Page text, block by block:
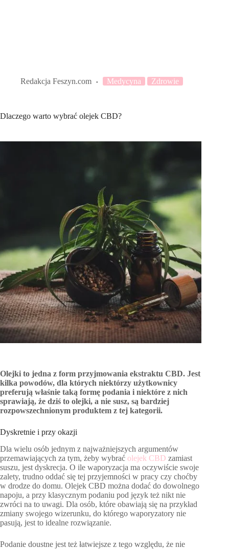
Redakcja Feszyn.com Medycyna Zdrowie
Dlaczego warto wybrać olejek CBD?
Olejki to jedna z form przyjmowania ekstraktu CBD. Jest
kilka powodów, dla których niektórzy użytkownicy
preferują właśnie taką formę podania i niektóre z nich
sprawiają, że dziś to olejki, a nie susz, są bardziej
rozpowszechnionym produktem z tej kategorii.
Dyskretnie i przy okazji
Dla wielu osób jednym z najważniejszych argumentów
przemawiających za tym, żeby wybrać olejek CBD zamiast
suszu, jest dyskrecja. O ile waporyzacja ma oczywiście swoje
zalety, trudno oddać się tej przyjemności w pracy czy choćby
w drodze do domu. Olejek CBD można dodać do dowolnego
napoju, a przy klasycznym podaniu pod język też nikt nie
zwróci na to uwagi. Dla osób, które obawiają się na przykład
zmiany swojego wizerunku, do którego waporyzatory nie
pasują, jest to idealne rozwiązanie.
Podanie doustne jest też łatwiejsze z tego względu, że nie